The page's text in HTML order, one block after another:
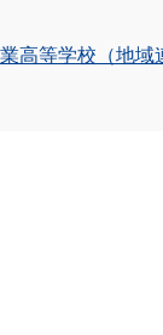
高等学校（地域